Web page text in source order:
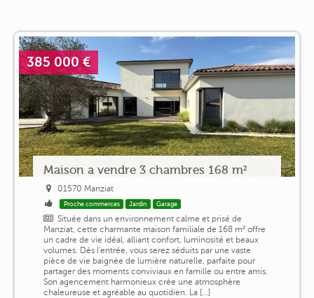
385 000 €
Maison a vendre 3 chambres 168 m²
01570 Manziat
Proche commerces Jardin Garage
Située dans un environnement calme et prisé de
Manziat, cette charmante maison familiale de 168 m² offre
un cadre de vie idéal, alliant confort, luminosité et beaux
volumes. Dès l'entrée, vous serez séduits par une vaste
pièce de vie baignée de lumière naturelle, parfaite pour
partager des moments conviviaux en famille ou entre amis.
Son agencement harmonieux crée une atmosphère
chaleureuse et agréable au quotidien. La [...]